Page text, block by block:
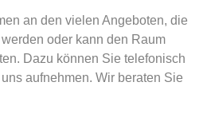
an den vielen Angeboten, die
oder kann den Raum
Dazu können Sie telefonisch
aufnehmen. Wir beraten Sie